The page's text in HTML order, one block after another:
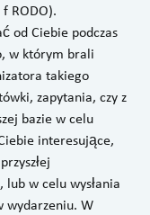
RODO).
od Ciebie podczas
w którym brali
takiego
zapytania, czy z
bazie w celu
interesujące,
w celu wysłania
wydarzeniu. W